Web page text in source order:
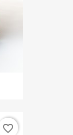
favorite_border